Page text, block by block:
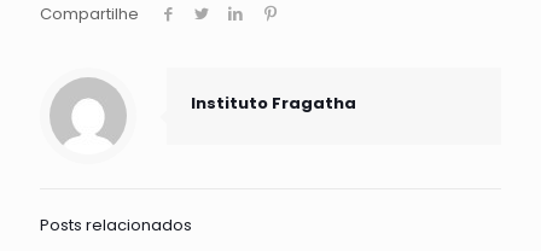
Compartilhe
Instituto Fragatha
Posts relacionados